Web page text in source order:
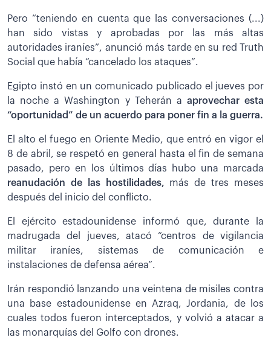
Pero “teniendo en cuenta que las conversaciones (...)
han sido vistas y aprobadas por las más altas
autoridades iraníes”, anunció más tarde en su red Truth
Social que había “cancelado los ataques”.
Egipto instó en un comunicado publicado el jueves por
la noche a Washington y Teherán a aprovechar esta
“oportunidad” de un acuerdo para poner fin a la guerra.
El alto el fuego en Oriente Medio, que entró en vigor el
8 de abril, se respetó en general hasta el fin de semana
pasado, pero en los últimos días hubo una marcada
reanudación de las hostilidades, más de tres meses
después del inicio del conflicto.
El ejército estadounidense informó que, durante la
madrugada del jueves, atacó “centros de vigilancia
militar iraníes, sistemas de comunicación e
instalaciones de defensa aérea”.
Irán respondió lanzando una veintena de misiles contra
una base estadounidense en Azraq, Jordania, de los
cuales todos fueron interceptados, y volvió a atacar a
las monarquías del Golfo con drones.